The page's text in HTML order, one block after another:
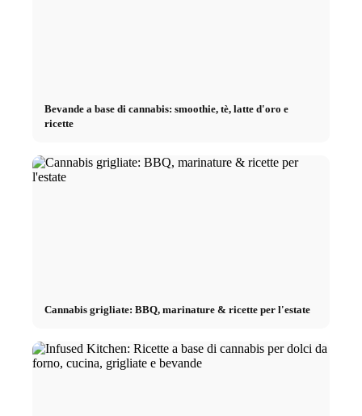
Bevande a base di cannabis: smoothie, tè, latte d'oro e
ricette
Cannabis grigliate: BBQ, marinature & ricette per l'estate